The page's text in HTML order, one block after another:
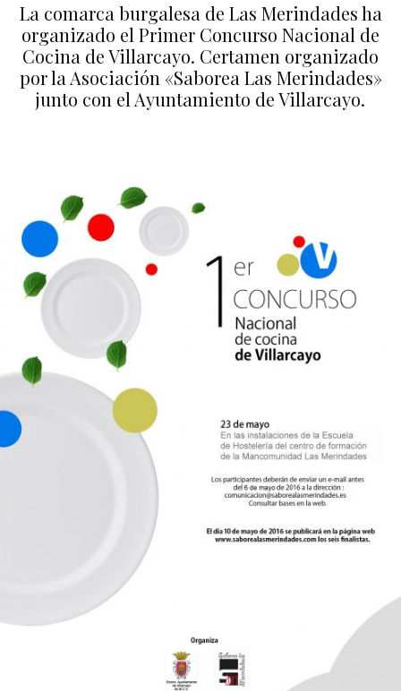
La comarca burgalesa de Las Merindades ha
organizado el Primer Concurso Nacional de
Cocina de Villarcayo. Certamen organizado
por la Asociación «Saborea Las Merindades»
junto con el Ayuntamiento de Villarcayo.